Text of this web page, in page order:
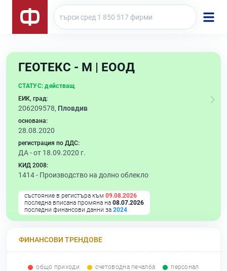
ГЕОТЕКС - М | ЕООД
СТАТУС: действащ
ЕИК, град:
206209578, Пловдив
основана:
28.08.2020
регистрация по ДДС:
ДА - от 18.09.2020 г.
КИД 2008:
1414 - Производство на долно облекло
състояние в регистъра към 09.08.2026
последна вписана промяна на 08.07.2026
последни финансови данни за 2024
ФИНАНСОВИ ТРЕНДОВЕ
общо приходи счетоводна печалба персонал